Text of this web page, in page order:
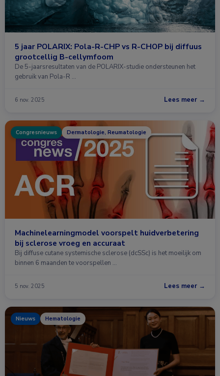
5 jaar POLARIX: Pola-R-CHP vs R-CHOP bij diffuus
grootcellig B-cellymfoom
De 5-jaarsresultaten van de POLARIX-studie ondersteunen het
gebruik van Pola-R …
6 nov. 2025 Lees meer →
Congresnieuws Dermatologie, Reumatologie
Machinelearningmodel voorspelt huidverbetering
bij sclerose vroeg en accuraat
Bij diffuse cutane systemische sclerose (dcSSc) is het moeilijk om
binnen 6 maanden te voorspellen …
5 nov. 2025 Lees meer →
Nieuws Hematologie